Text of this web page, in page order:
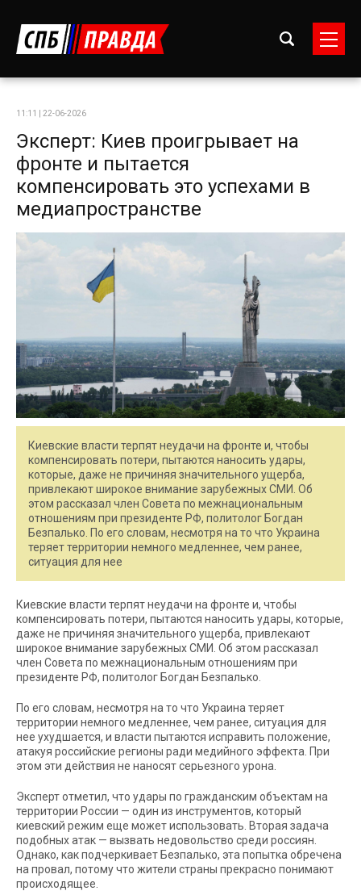
11:11 | 22-06-2026
Эксперт: Киев проигрывает на
фронте и пытается
компенсировать это успехами в
медиапространстве
Киевские власти терпят неудачи на фронте и, чтобы
компенсировать потери, пытаются наносить удары,
которые, даже не причиняя значительного ущерба,
привлекают широкое внимание зарубежных СМИ. Об
этом рассказал член Совета по межнациональным
отношениям при президенте РФ, политолог Богдан
Безпалько. По его словам, несмотря на то что Украина
теряет территории немного медленнее, чем ранее,
ситуация для нее
Киевские власти терпят неудачи на фронте и, чтобы
компенсировать потери, пытаются наносить удары, которые,
даже не причиняя значительного ущерба, привлекают
широкое внимание зарубежных СМИ. Об этом рассказал
член Совета по межнациональным отношениям при
президенте РФ, политолог Богдан Безпалько.
По его словам, несмотря на то что Украина теряет
территории немного медленнее, чем ранее, ситуация для
нее ухудшается, и власти пытаются исправить положение,
атакуя российские регионы ради медийного эффекта. При
этом эти действия не наносят серьезного урона.
Эксперт отметил, что удары по гражданским объектам на
территории России — один из инструментов, который
киевский режим еще может использовать. Вторая задача
подобных атак — вызвать недовольство среди россиян.
Однако, как подчеркивает Безпалько, эта попытка обречена
на провал, потому что жители страны прекрасно понимают
происходящее.